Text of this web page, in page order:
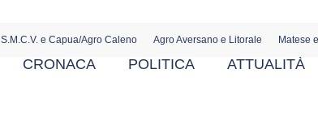
S.M.C.V. e Capua/Agro Caleno Agro Aversano e Litorale Matese
CRONACA POLITICA ATTUALITÀ